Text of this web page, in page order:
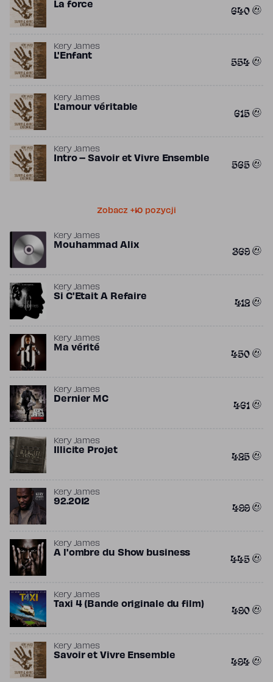
La force 640
Kery James
L'Enfant 554
Kery James
L'amour véritable 615
Kery James
Intro – Savoir et Vivre Ensemble 565
Zobacz +10 pozycji
Kery James
Mouhammad Alix 369
Kery James
Si C'Etait A Refaire 412
Kery James
Ma vérité 450
Kery James
Dernier MC 461
Kery James
Illicite Projet 425
Kery James
92.2012 499
Kery James
A l'ombre du Show business 445
Kery James
Taxi 4 (Bande originale du film) 490
Kery James
Savoir et Vivre Ensemble 494